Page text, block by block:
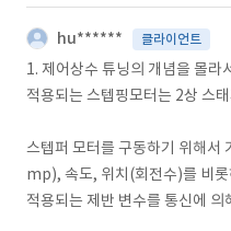
hu****** 클라이언트
1. 제어상수 튜닝의 개념을 몰라
적용되는 스텝핑모터는 2상 스
스텝퍼 모터를 구동하기 위해서
mp), 속도, 위치(회전수)를 비롯
적용되는 제반 변수를 통신에